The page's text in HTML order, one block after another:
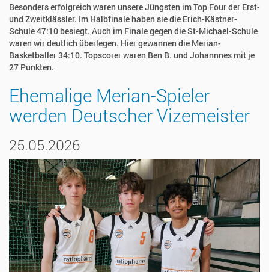
Besonders erfolgreich waren unsere Jüngsten im Top Four der Erst-
und Zweitklässler. Im Halbfinale haben sie die Erich-Kästner-
Schule 47:10 besiegt. Auch im Finale gegen die St-Michael-Schule
waren wir deutlich überlegen. Hier gewannen die Merian-
Basketballer 34:10. Topscorer waren Ben B. und Johannnes mit je
27 Punkten.
Ehemalige Merian-Spieler
werden Deutscher Vizemeister
25.05.2026